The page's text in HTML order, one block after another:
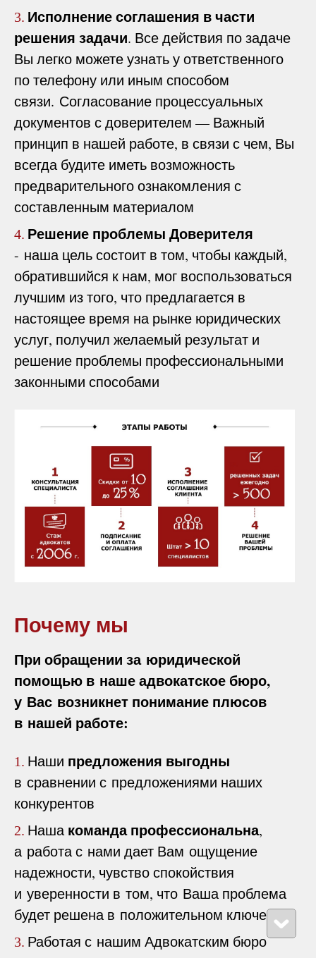
3. Исполнение соглашения в части
решения задачи. Все действия по задаче
Вы легко можете узнать у ответственного
по телефону или иным способом
связи. Согласование процессуальных
документов с доверителем — Важный
принцип в нашей работе, в связи с чем, Вы
всегда будите иметь возможность
предварительного ознакомления с
составленным материалом
4. Решение проблемы Доверителя
- наша цель состоит в том, чтобы каждый,
обратившийся к нам, мог воспользоваться
лучшим из того, что предлагается в
настоящее время на рынке юридических
услуг, получил желаемый результат и
решение проблемы профессиональными
законными способами
Почему мы
При обращении за юридической
помощью в наше адвокатское бюро,
у Вас возникнет понимание плюсов
в нашей работе:
1. Наши предложения выгодны
в сравнении с предложениями наших
конкурентов
2. Нашакоманда профессиональна,
а работа с нами дает Вам ощущение
надежности, чувство спокойствия
и уверенности в том, что Ваша проблема
будет решена в положительном ключе
3. Работая с нашим Адвокатским бюро